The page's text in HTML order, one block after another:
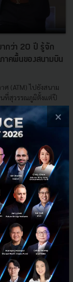
กว่า 20 ปี รู้จัก
าคพื้นของสนามบิน
(ATM) ไปยังสนาม
ที่สุวรรณภูมิตั้งแต่ปี
รก...
×